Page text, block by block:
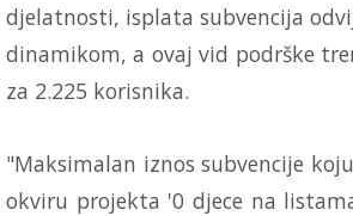
djelatnosti, isplata subvencija
dinamikom, a ovaj vid podrške
za 2.225 korisnika.
"Maksimalan iznos subvencije
okviru projekta '0 djece na